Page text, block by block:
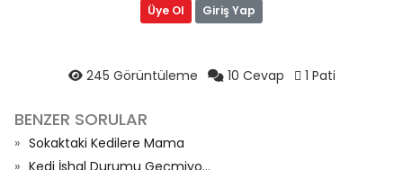
Üye Ol Giriş Yap
245 Görüntüleme 10 Cevap 1 Pati
BENZER SORULAR
Sokaktaki Kedilere Mama
Kedi İshal Durumu Geçmiyo...